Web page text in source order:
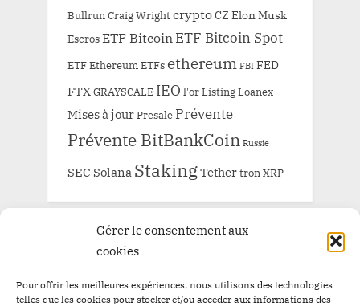
Gérer le consentement aux
cookies
Pour offrir les meilleures expériences, nous utilisons des technologies
telles que les cookies pour stocker et/ou accéder aux informations des
Bullrun Craig WrightcryptoCZ Elon Musk
EscrosETF Bitcoin ETF Bitcoin Spot
ETF Ethereum ETFs ethereum FBI FED
FTXGRAYSCALE IEO l'orListingLoanex
Mises à jourPresale Prévente
Prévente BitBankCoin Russie
SEC Solana StakingTethertron XRP
ARCHIVE
ARCHIVE